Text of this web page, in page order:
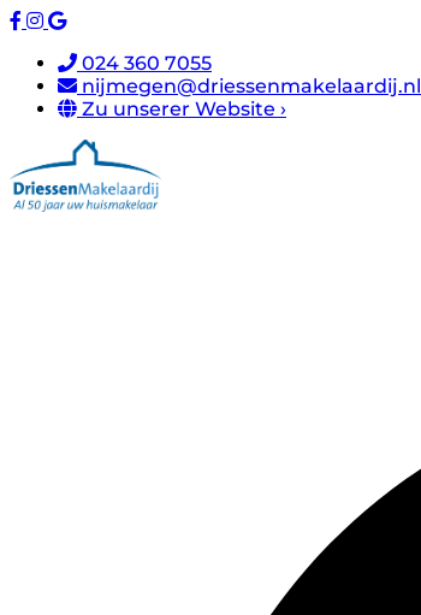
024 360 7055
nijmegen@driessenmakelaardij.nl
Zu unserer Website ›